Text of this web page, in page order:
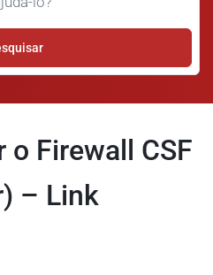
Firewall CSF
– Link